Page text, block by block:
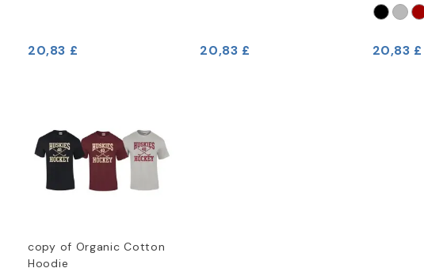
20,83 £ 20,83 £ 20,83 £
copy of Organic Cotton
Hoodie